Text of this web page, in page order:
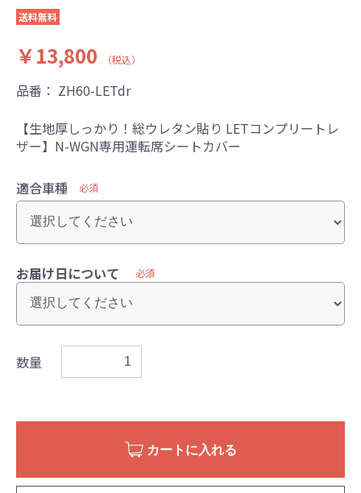
送料無料
￥13,800 （税込）
品番： ZH60-LETdr
【生地厚しっかり！総ウレタン貼り LETコンプリートレ
ザー】N-WGN専用運転席シートカバー
適合車種 必須
お届け日について 必須
数量
カートに入れる